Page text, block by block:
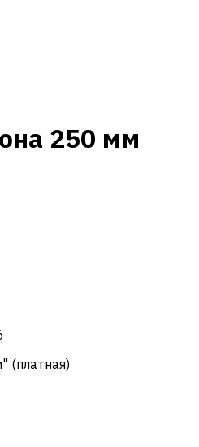
250 мм
(платная)